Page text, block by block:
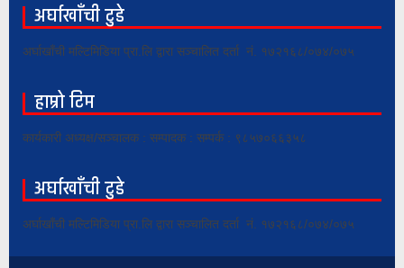
अर्घाखाँची टुडे
अर्घाखाँची मल्टिमिडिया प्रा.लि द्वारा सञ्चालित दर्ता नं. १७२१६८/०७४/०७५
हाम्रो टिम
कार्यकारी अध्यक्ष/सञ्चालक : सम्पादक : सम्पर्क : ९८५७०६६३५८
अर्घाखाँची टुडे
अर्घाखाँची मल्टिमिडिया प्रा.लि द्वारा सञ्चालित दर्ता नं. १७२१६८/०७४/०७५